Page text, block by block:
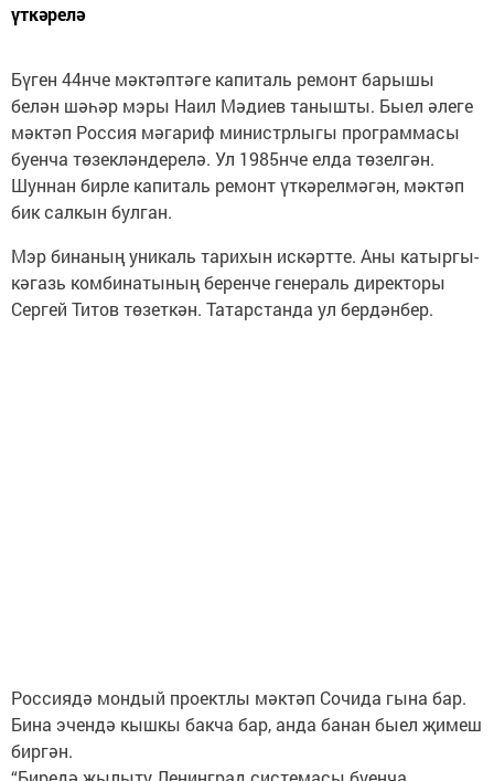
үткәрелә
Бүген 44нче мәктәптәге капиталь ремонт барышы
белән шәһәр мэры Наил Мәдиев танышты. Быел әлеге
мәктәп Россия мәгариф министрлыгы программасы
буенча төзекләндерелә. Ул 1985нче елда төзелгән.
Шуннан бирле капиталь ремонт үткәрелмәгән, мәктәп
бик салкын булган.
Мэр бинаның уникаль тарихын искәртте. Аны катыргы-
кәгазь комбинатының беренче генераль директоры
Сергей Титов төзеткән. Татарстанда ул бердәнбер.
Россиядә мондый проектлы мәктәп Сочида гына бар.
Бина эчендә кышкы бакча бар, анда банан быел җимеш
биргән.